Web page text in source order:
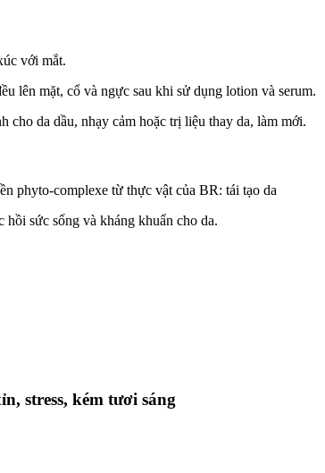
với mắt.
lên mặt, cổ và ngực sau khi sử dụng lotion và serum.
cho da dầu, nhạy cảm hoặc trị liệu thay da, làm mới.
phyto-complexe từ thực vật của BR: tái tạo da
hồi sức sống và kháng khuẩn cho da.
stress, kém tươi sáng